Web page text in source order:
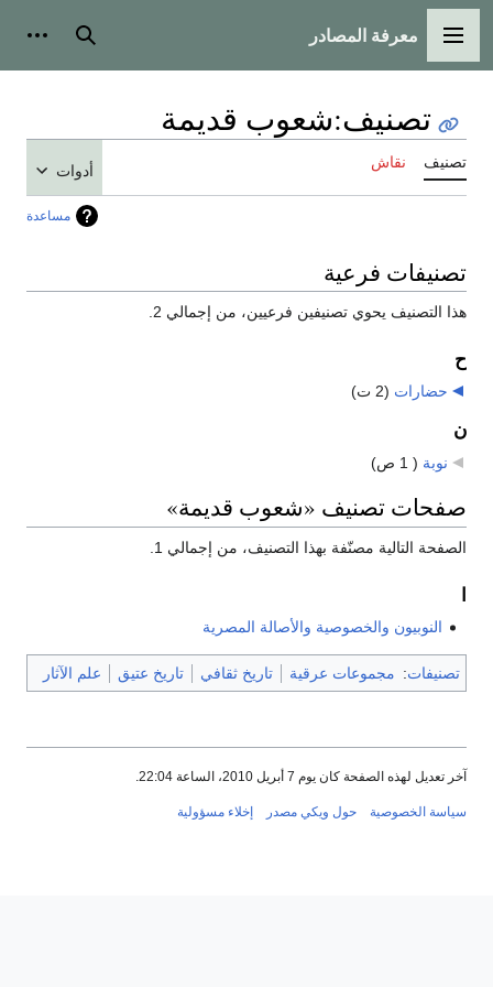
القائمة الرئيسية
معرفة المصادر بحث
تصنيف:شعوب قديمة
تصنيف نقاش أدوات
مساعدة
تصنيفات فرعية
هذا التصنيف يحوي تصنيفين فرعيين، من إجمالي 2.
ح
حضارات (2 ت)
ن
نوبة ( 1 ص)
صفحات تصنيف «شعوب قديمة»
الصفحة التالية مصنّفة بهذا التصنيف، من إجمالي 1.
النوبيون والخصوصية والأصالة المصرية
تصنيفات: مجموعات عرقية تاريخ ثقافي تاريخ عتيق علم الآثار
آخر تعديل لهذه الصفحة كان يوم 7 أبريل 2010، الساعة 22:04.
سياسة الخصوصية حول ويكي مصدر إخلاء مسؤولية